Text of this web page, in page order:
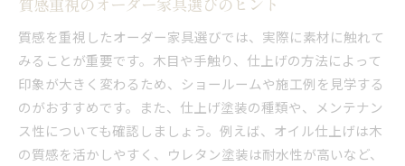
質感を重視したオーダー家具選びでは、実際に素材に触れて
みることが重要です。木目や手触り、仕上げの方法によって
印象が大きく変わるため、ショールームや施工例を見学する
のがおすすめです。また、仕上げ塗装の種類や、メンテナン
ス性についても確認しましょう。例えば、オイル仕上げは木
の質感を活かしやすく、ウレタン塗装は耐水性が高いなど、